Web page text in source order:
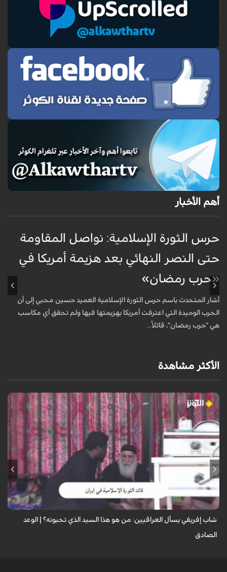
أهم الأخبار
حرس الثورة الإسلامية: نواصل المقاومة
حتى النصر النهائي بعد هزيمة أمريكا في
«حرب رمضان»
أشار المتحدث باسم حرس الثورة الإسلامية العميد حسين محبي إلى أن
الحرب الوحيدة التي اعترفت أمريكا بهزيمتها فيها ولم تحقق أي مكاسب
هي "حرب رمضان"، قائلاً...
الأكثر مشاهدة
مقطع عفوي مؤثر لشاب إفريقي يجهل هوية الإمام الشهيد، فيسأل مجموعة من
العراقيين: "من هو هذا السيد؟". تأتيه الإجابات العفوية الصادقة: "قاتل اليهود"،
"يتم...
شاب إفريقي يسأل العراقيين: من هو هذا السيد الذي تحبونه؟ | الوعد
الصادق